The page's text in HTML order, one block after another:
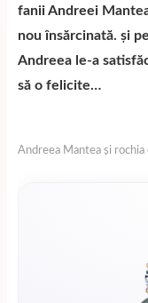
fanii Andreei
nou însărcinată. și
Andreea le-a
să o felicite…
Andreea Mantea și